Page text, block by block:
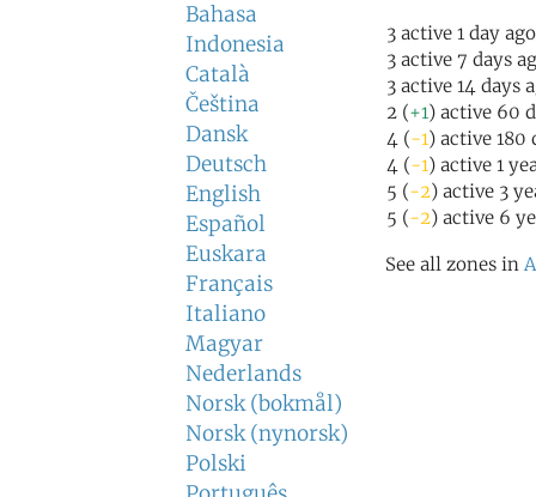
Bahasa
Indonesia
Català
Čeština
Dansk
Deutsch
English
Español
Euskara
Français
Italiano
Magyar
Nederlands
Norsk (bokmål)
Norsk (nynorsk)
Polski
3 active 1 day ago
3 active 7 days
3 active 14 days
2 (+1) active 60
4 (-1) active 180
4 (-1) active 1
5 (-2) active 3
5 (-2) active 6
See all zones in